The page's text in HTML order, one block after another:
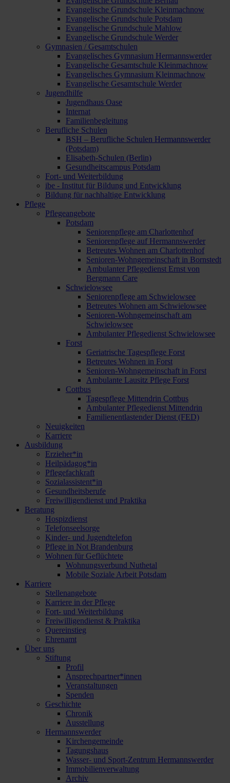
Evangelische Grundschule Kleinmachnow
Evangelische Grundschule Potsdam
Evangelische Grundschule Mahlow
Evangelische Grundschule Werder
Gymnasien / Gesamtschulen
Evangelisches Gymnasium Hermannswerder
Evangelische Gesamtschule Kleinmachnow
Evangelisches Gymnasium Kleinmachnow
Evangelische Gesamtschule Werder
Jugendhilfe
Jugendhaus Oase
Internat
Familienbegleitung
Berufliche Schulen
BSH – Berufliche Schulen Hermannswerder
(Potsdam)
Elisabeth-Schulen (Berlin)
Gesundheitscampus Potsdam
Fort- und Weiterbildung
ibe - Institut für Bildung und Entwicklung
Bildung für nachhaltige Entwicklung
Pflege
Pflegeangebote
Potsdam
Seniorenpflege am Charlottenhof
Seniorenpflege auf Hermannswerder
Betreutes Wohnen am Charlottenhof
Senioren-Wohngemeinschaft in Bornstedt
Ambulanter Pflegedienst Ernst von
Bergmann Care
Schwielowsee
Seniorenpflege am Schwielowsee
Betreutes Wohnen am Schwielowsee
Senioren-Wohngemeinschaft am
Schwielowsee
Ambulanter Pflegedienst Schwielowsee
Forst
Geriatrische Tagespflege Forst
Betreutes Wohnen in Forst
Senioren-Wohngemeinschaft in Forst
Ambulante Lausitz Pflege Forst
Cottbus
Tagespflege Mittendrin Cottbus
Ambulanter Pflegedienst Mittendrin
Familienentlastender Dienst (FED)
Neuigkeiten
Karriere
Ausbildung
Erzieher*in
Heilpädagog*in
Pflegefachkraft
Sozialassistent*in
Gesundheitsberufe
Freiwilligendienst und Praktika
Beratung
Hospizdienst
Telefonseelsorge
Kinder- und Jugendtelefon
Pflege in Not Brandenburg
Wohnen für Geflüchtete
Wohnungsverbund Nuthetal
Mobile Soziale Arbeit Potsdam
Karriere
Stellenangebote
Karriere in der Pflege
Fort- und Weiterbildung
Freiwilligendienst & Praktika
Quereinstieg
Ehrenamt
Über uns
Stiftung
Profil
Ansprechpartner*innen
Veranstaltungen
Spenden
Geschichte
Chronik
Ausstellung
Hermannswerder
Kirchengemeinde
Tagungshaus
Wasser- und Sport-Zentrum Hermannswerder
Immobilienverwaltung
Archiv